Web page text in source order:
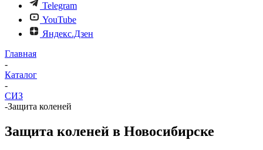
Telegram
YouTube
Яндекс.Дзен
Главная
-
Каталог
-
СИЗ
-Защита коленей
Защита коленей в Новосибирске